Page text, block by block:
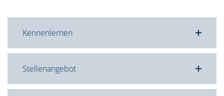
Kennenlernen
Stellenangebot